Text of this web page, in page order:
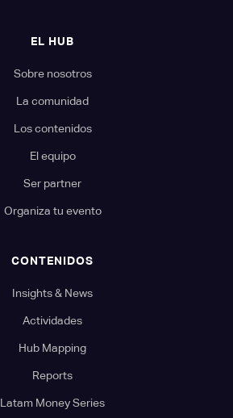
EL HUB
Sobre nosotros
La comunidad
Los contenidos
El equipo
Ser partner
Organiza tu evento
CONTENIDOS
Insights & News
Actividades
Hub Mapping
Reports
Latam Money Series